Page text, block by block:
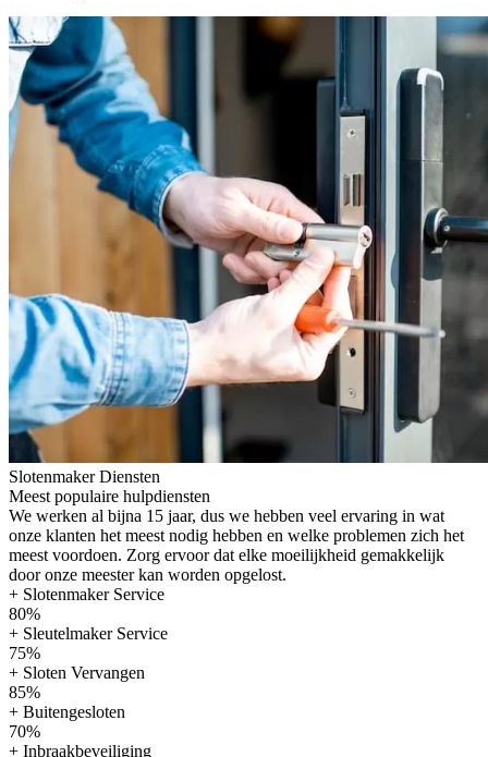
Slotenmaker Diensten
Meest populaire hulpdiensten
We werken al bijna 15 jaar, dus we hebben veel ervaring in wat
onze klanten het meest nodig hebben en welke problemen zich het
meest voordoen. Zorg ervoor dat elke moeilijkheid gemakkelijk
door onze meester kan worden opgelost.
+ Slotenmaker Service
80%
+ Sleutelmaker Service
75%
+ Sloten Vervangen
85%
+ Buitengesloten
70%
+ Inbraakbeveiliging